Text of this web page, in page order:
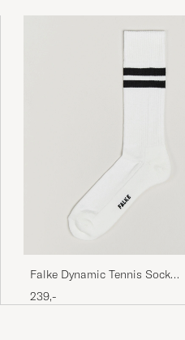
Falke Dynamic Tennis Sock
White/Black
239,-